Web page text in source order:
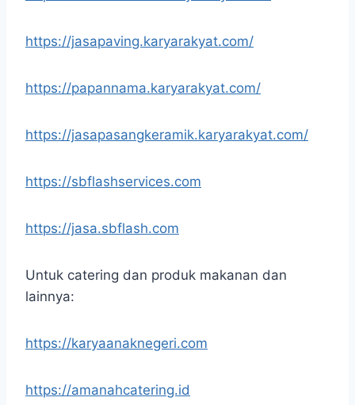
https://jasapaving.karyarakyat.com/
https://papannama.karyarakyat.com/
https://jasapasangkeramik.karyarakyat.com/
https://sbflashservices.com
https://jasa.sbflash.com
Untuk catering dan produk makanan dan
lainnya:
https://karyaanaknegeri.com
https://amanahcatering.id